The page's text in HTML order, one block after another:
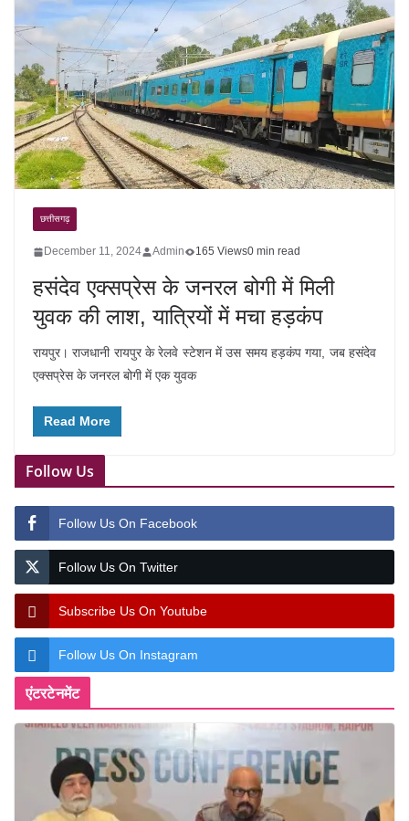
छत्तीसगढ़
December 11, 2024 Admin 165 Views0 min read
हसंदेव एक्सप्रेस के जनरल बोगी में मिली
युवक की लाश, यात्रियों में मचा हड़कंप
रायपुर। राजधानी रायपुर के रेलवे स्टेशन में उस समय हड़कंप गया, जब हसंदेव
एक्सप्रेस के जनरल बोगी में एक युवक
Read More
Follow Us
Follow Us On Facebook
Follow Us On Twitter
Subscribe Us On Youtube
Follow Us On Instagram
एंटरटेनमेंट